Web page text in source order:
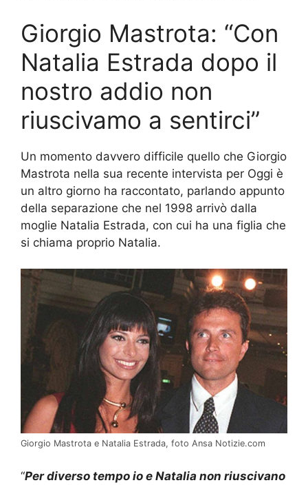
Giorgio Mastrota: “Con
Natalia Estrada dopo il
nostro addio non
riuscivamo a sentirci”
Un momento davvero difficile quello che Giorgio
Mastrota nella sua recente intervista per Oggi è
un altro giorno ha raccontato, parlando appunto
della separazione che nel 1998 arrivò dalla
moglie Natalia Estrada, con cui ha una figlia che
si chiama proprio Natalia.
Giorgio Mastrota e Natalia Estrada, foto Ansa Notizie.com
“Per diverso tempo io e Natalia non riuscivano